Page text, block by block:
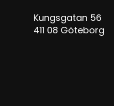
Kungsgatan 56
411 08 Göteborg